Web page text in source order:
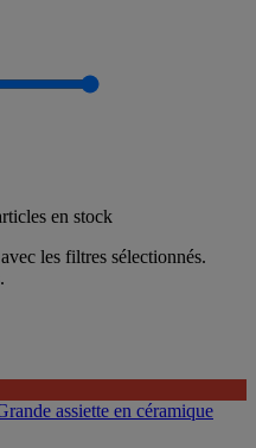
en stock
les filtres sélectionnés.